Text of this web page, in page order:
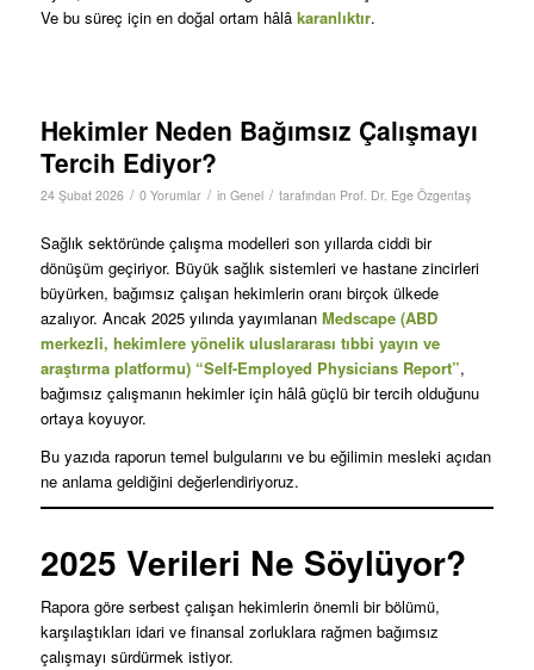
Ve bu süreç için en doğal ortam hâlâ karanlıktır.
Hekimler Neden Bağımsız Çalışmayı
Tercih Ediyor?
24 Şubat 2026 / 0 Yorumlar / in Genel / tarafından Prof. Dr. Ege Özgentaş
Sağlık sektöründe çalışma modelleri son yıllarda ciddi bir
dönüşüm geçiriyor. Büyük sağlık sistemleri ve hastane zincirleri
büyürken, bağımsız çalışan hekimlerin oranı birçok ülkede
azalıyor. Ancak 2025 yılında yayımlanan Medscape (ABD
merkezli, hekimlere yönelik uluslararası tıbbi yayın ve
araştırma platformu) “Self-Employed Physicians Report”,
bağımsız çalışmanın hekimler için hâlâ güçlü bir tercih olduğunu
ortaya koyuyor.
Bu yazıda raporun temel bulgularını ve bu eğilimin mesleki açıdan
ne anlama geldiğini değerlendiriyoruz.
2025 Verileri Ne Söylüyor?
Rapora göre serbest çalışan hekimlerin önemli bir bölümü,
karşılaştıkları idari ve finansal zorluklara rağmen bağımsız
çalışmayı sürdürmek istiyor.